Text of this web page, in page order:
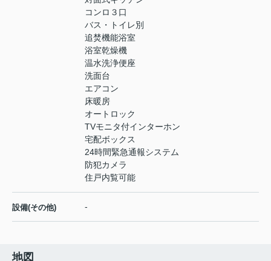
コンロ３口
バス・トイレ別
追焚機能浴室
浴室乾燥機
温水洗浄便座
洗面台
エアコン
床暖房
オートロック
TVモニタ付インターホン
宅配ボックス
24時間緊急通報システム
防犯カメラ
住戸内覧可能
設備(その他) -
地図